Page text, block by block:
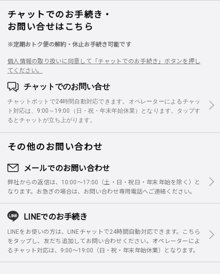
チャットでのお手続き・
お問い合せはこちら
※定期おトク便の解約・休止お手続き可能です
個人情報の取り扱いに同意して「チャットでのお手続き」ボタンを押し
てください。
チャットでのお問い合せ
チャットボットで24時間自動対応できます。オペレーターによるチャッ
ト対応は、9:00～19:00（日・祝・年末年始休業）となります。タップす
るとチャットが立ち上がります。
その他のお問い合わせ
メールでのお問い合わせ
弊社からの返信は、10:00～17:00（土・日・祝日・年末年始を除く）と
なります。お急ぎの場合は、お問い合わせ専用電話へご連絡ください。
LINEでのお手続き
LINEをお使いの方は、LINEチャットで24時間自動対応できます。こちら
をタップし、友だち追加してお問い合わせください。オペレーターによ
るチャット対応は、9:00～19:00（日・祝・年末年始休業）となります。